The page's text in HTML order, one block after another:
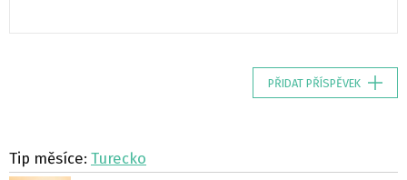
PŘIDAT PŘÍSPĚVEK
Tip měsíce: Turecko